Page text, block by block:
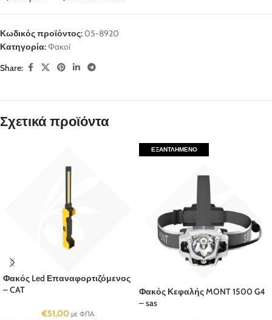
Κωδικός προϊόντος:05-8920
Κατηγορία: Φακοί
Share:
Σχετικά προϊόντα
Φακός Led Επαναφορτιζόμενος
– CAT
€51,00 με ΦΠΑ
ΕΞΑΝΤΛΗΜΈΝΟ
Φακός Κεφαλής MONT 1500 G4
– sas